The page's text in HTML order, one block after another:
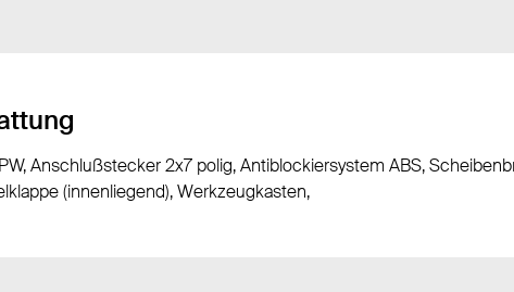
Anschlußstecker 2x7 polig, Antiblockiersystem ABS,
(innenliegend), Werkzeugkasten,